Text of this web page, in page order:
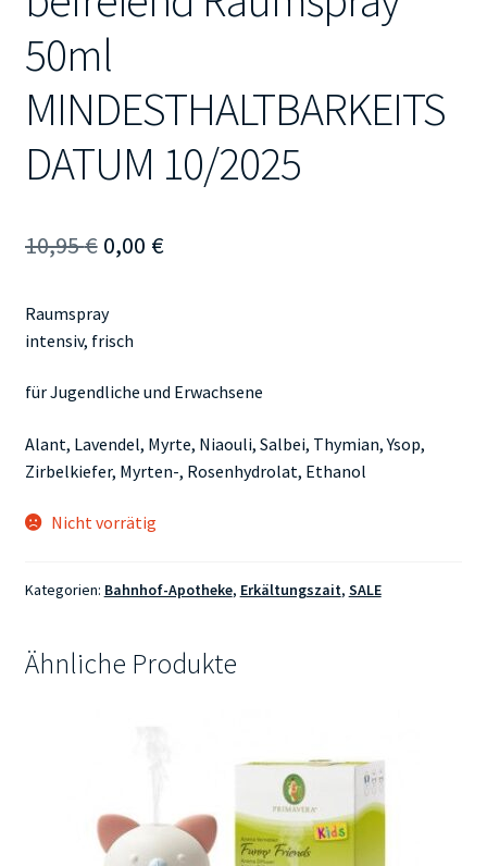
50ml
MINDESTHALTBARKEITS
DATUM 10/2025
10,95€ Ursprünglicher
war:
0,00 €Aktueller
Raumspray
intensiv, frisch
für Jugendliche und Erwachsene
Alant, Lavendel, Myrte, Niaouli, Salbei, Thymian, Ysop,
Zirbelkiefer, Myrten-, Rosenhydrolat, Ethanol
Nicht vorrätig
Kategorien: Bahnhof-Apotheke, Erkältungszait, SALE
Ähnliche Produkte